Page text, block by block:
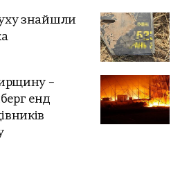
знайшли
–
енд